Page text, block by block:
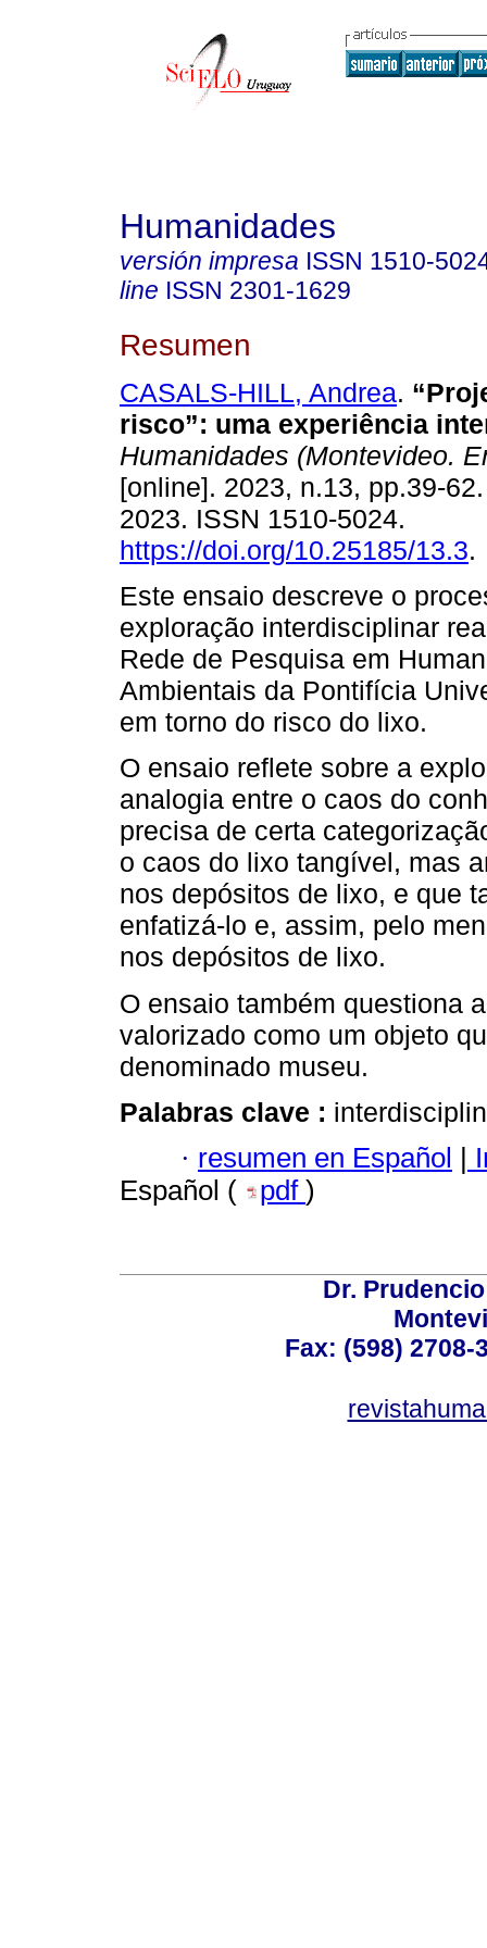
Humanidades
versión impresa ISSN 1510-
line ISSN 2301-1629
Resumen
CASALS-HILL, Andrea.
risco”: uma experiência
Humanidades (Montevideo.
[online]. 2023, n.13, pp.39-
2023. ISSN 1510-5024.
https://doi.org/10.25185/13.3.
Este ensaio descreve o
exploração interdisciplinar
Rede de Pesquisa em
Ambientais da Pontifícia
em torno do risco do lixo.
O ensaio reflete sobre a
analogia entre o caos do
precisa de certa
o caos do lixo tangível, mas
nos depósitos de lixo, e que
enfatizá-lo e, assim, pelo
nos depósitos de lixo.
O ensaio também questiona
valorizado como um objeto
denominado museu.
Palabras clave :
· resumen en Español
Español (
pdf )
Dr.
Fax: (598) 2708-